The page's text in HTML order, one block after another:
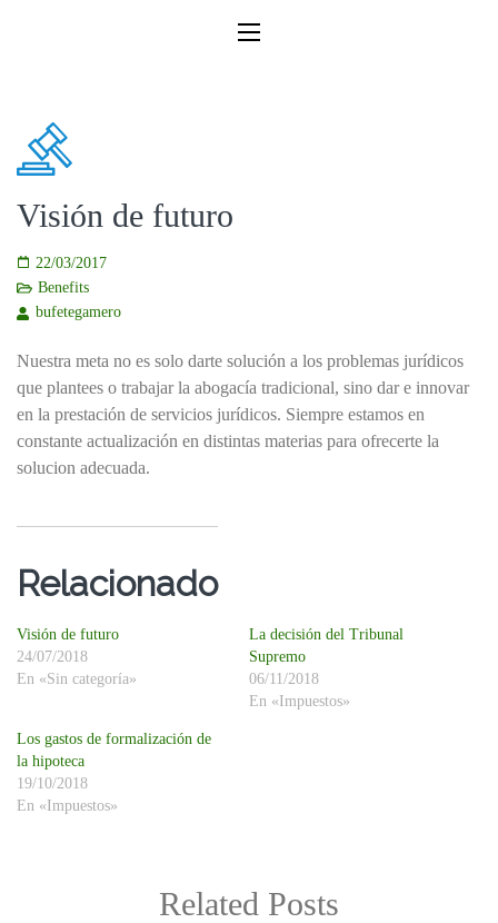
Visión de futuro
22/03/2017
Benefits
bufetegamero
Nuestra meta no es solo darte solución a los problemas jurídicos
que plantees o trabajar la abogacía tradicional, sino dar e innovar
en la prestación de servicios jurídicos. Siempre estamos en
constante actualización en distintas materias para ofrecerte la
solucion adecuada.
Relacionado
Visión de futuro
24/07/2018
En «Sin categoría»
La decisión del Tribunal
Supremo
06/11/2018
En «Impuestos»
Los gastos de formalización de
la hipoteca
19/10/2018
En «Impuestos»
Related Posts